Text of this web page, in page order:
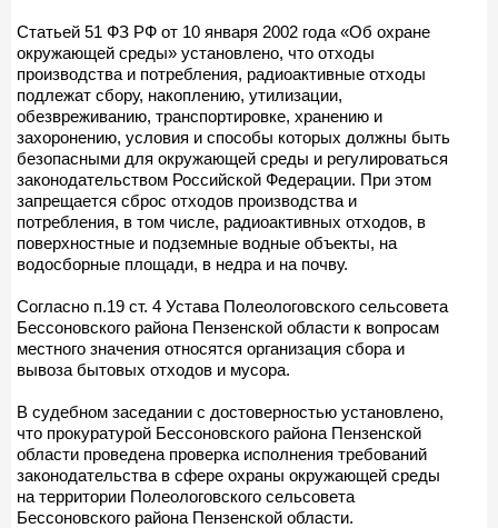
Статьей 51 ФЗ РФ от 10 января 2002 года «Об охране
окружающей среды» установлено, что отходы
производства и потребления, радиоактивные отходы
подлежат сбору, накоплению, утилизации,
обезвреживанию, транспортировке, хранению и
захоронению, условия и способы которых должны быть
безопасными для окружающей среды и регулироваться
законодательством Российской Федерации. При этом
запрещается сброс отходов производства и
потребления, в том числе, радиоактивных отходов, в
поверхностные и подземные водные объекты, на
водосборные площади, в недра и на почву.
Согласно п.19 ст. 4 Устава Полеологовского сельсовета
Бессоновского района Пензенской области к вопросам
местного значения относятся организация сбора и
вывоза бытовых отходов и мусора.
В судебном заседании с достоверностью установлено,
что прокуратурой Бессоновского района Пензенской
области проведена проверка исполнения требований
законодательства в сфере охраны окружающей среды
на территории Полеологовского сельсовета
Бессоновского района Пензенской области.